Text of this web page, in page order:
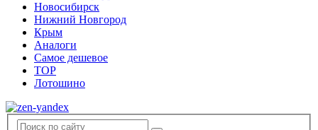
Новосибирск
Нижний Новгород
Крым
Аналоги
Самое дешевое
TOP
Лотошино